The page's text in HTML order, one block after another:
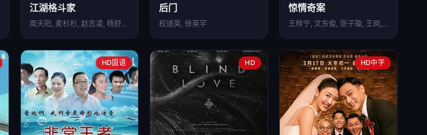
江湖格斗家
周天阳, 麦杉杉, 赵志凌, 杨舒米, 王若菲, 徐悦,…
后门
权道英, 徐英宇
惊情奇案
王梓宁, 文东俊, 张子璇, 王岗, 郑初晨
HD国语 HD HD中字